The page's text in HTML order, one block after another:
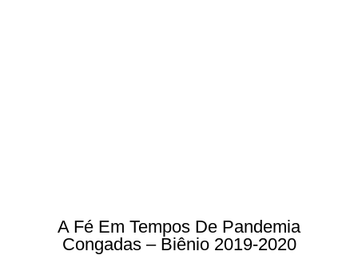
A Fé Em Tempos De Pandemia
Congadas – Biênio 2019-2020